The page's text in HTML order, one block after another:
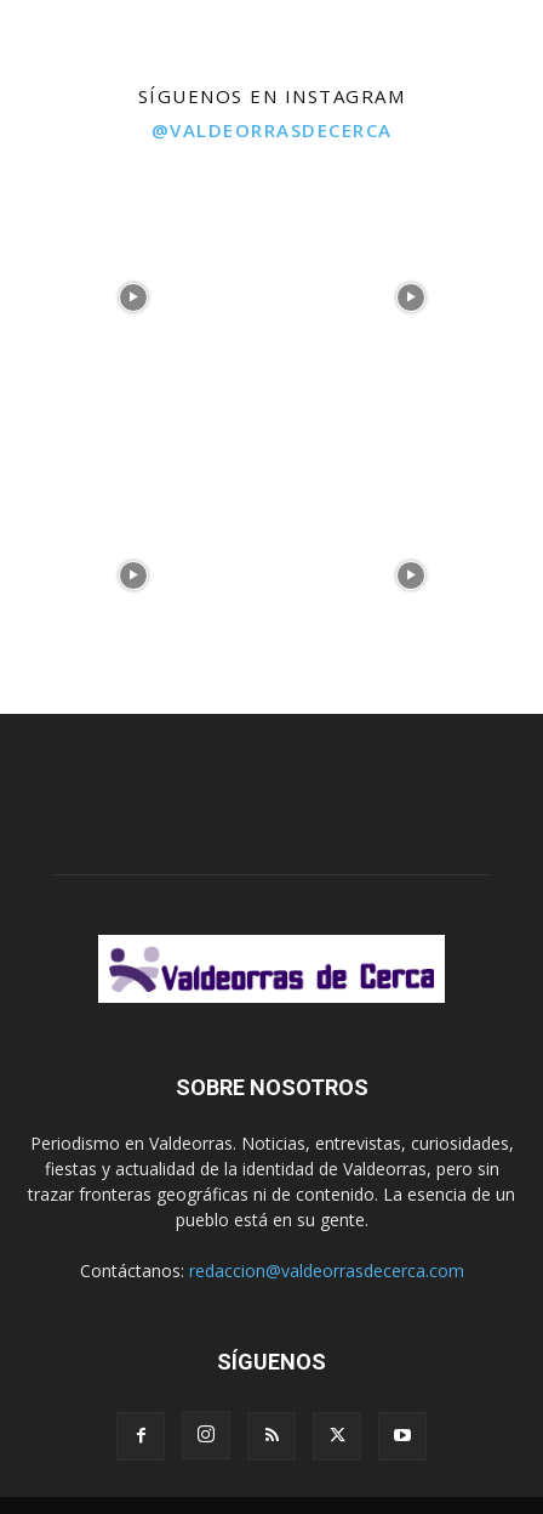
SÍGUENOS EN INSTAGRAM
@VALDEORRASDECERCA
SOBRE NOSOTROS
Periodismo en Valdeorras. Noticias, entrevistas, curiosidades,
fiestas y actualidad de la identidad de Valdeorras, pero sin
trazar fronteras geográficas ni de contenido. La esencia de un
pueblo está en su gente.
Contáctanos: redaccion@valdeorrasdecerca.com
SÍGUENOS